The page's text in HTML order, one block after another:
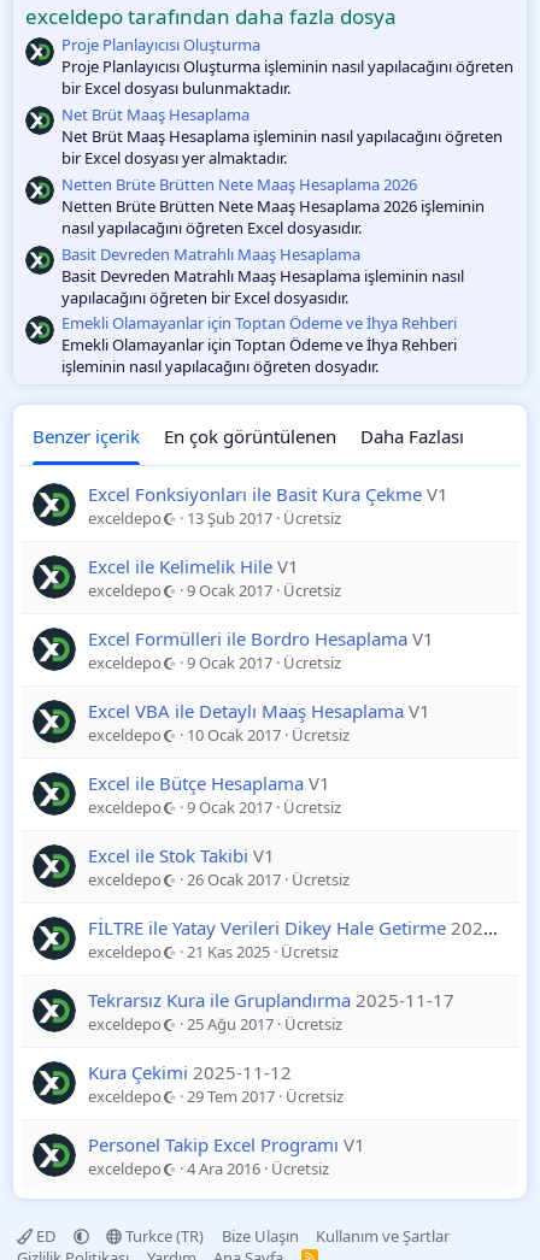
0
O
y
l
a
m
a
exceldepo tarafından daha fazla dosya
Proje Planlayıcısı Oluşturma
Proje Planlayıcısı Oluşturma işleminin nasıl yapılacağını öğreten
bir Excel dosyası bulunmaktadır.
Net Brüt Maaş Hesaplama
Net Brüt Maaş Hesaplama işleminin nasıl yapılacağını öğreten
bir Excel dosyası yer almaktadır.
Netten Brüte Brütten Nete Maaş Hesaplama 2026
Netten Brüte Brütten Nete Maaş Hesaplama 2026 işleminin
nasıl yapılacağını öğreten Excel dosyasıdır.
Basit Devreden Matrahlı Maaş Hesaplama
Basit Devreden Matrahlı Maaş Hesaplama işleminin nasıl
yapılacağını öğreten bir Excel dosyasıdır.
Emekli Olamayanlar için Toptan Ödeme ve İhya Rehberi
Emekli Olamayanlar için Toptan Ödeme ve İhya Rehberi
işleminin nasıl yapılacağını öğreten dosyadır.
Benzer içerik En çok görüntülenen Daha Fazlası
Excel Fonksiyonları ile Basit Kura Çekme V1
exceldepo 13 Şub 2017 Ücretsiz
Excel ile Kelimelik Hile V1
exceldepo 9 Ocak 2017 Ücretsiz
Excel Formülleri ile Bordro Hesaplama V1
exceldepo 9 Ocak 2017 Ücretsiz
Excel VBA ile Detaylı Maaş Hesaplama V1
exceldepo 10 Ocak 2017 Ücretsiz
Excel ile Bütçe Hesaplama V1
exceldepo 9 Ocak 2017 Ücretsiz
Excel ile Stok Takibi V1
exceldepo 26 Ocak 2017 Ücretsiz
FİLTRE ile Yatay Verileri Dikey Hale Getirme 2025-11-21
exceldepo 21 Kas 2025 Ücretsiz
Tekrarsız Kura ile Gruplandırma 2025-11-17
exceldepo 25 Ağu 2017 Ücretsiz
Kura Çekimi 2025-11-12
exceldepo 29 Tem 2017 Ücretsiz
Personel Takip Excel Programı V1
exceldepo 4 Ara 2016 Ücretsiz
ED Turkce (TR) Bize Ulaşın
Kullanım ve Şartlar
R